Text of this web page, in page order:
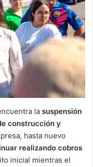
la suspensión
construcción y
hasta nuevo
realizando cobros
inicial mientras el